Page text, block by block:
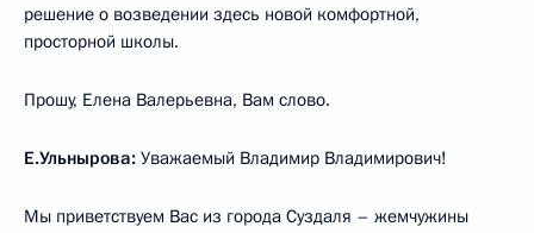
решение о возведении здесь новой комфортной,
просторной школы.
Прошу, Елена Валерьевна, Вам слово.
Е.Ульнырова: Уважаемый Владимир Владимирович!
Мы приветствуем Вас из города Суздаля – жемчужины